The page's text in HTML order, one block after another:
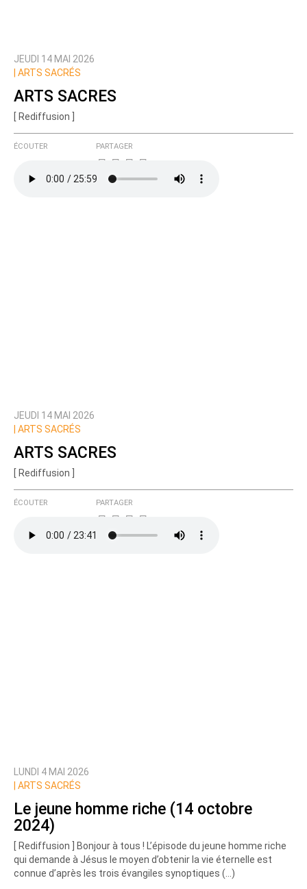
JEUDI 14 MAI 2026
ARTS SACRÉS
ARTS SACRES
[ Rediffusion ]
ÉCOUTER PARTAGER
JEUDI 14 MAI 2026
ARTS SACRÉS
ARTS SACRES
[ Rediffusion ]
ÉCOUTER PARTAGER
LUNDI 4 MAI 2026
ARTS SACRÉS
Le jeune homme riche (14 octobre
2024)
[ Rediffusion ] Bonjour à tous ! L’épisode du jeune homme riche
qui demande à Jésus le moyen d’obtenir la vie éternelle est
connue d’après les trois évangiles synoptiques (…)